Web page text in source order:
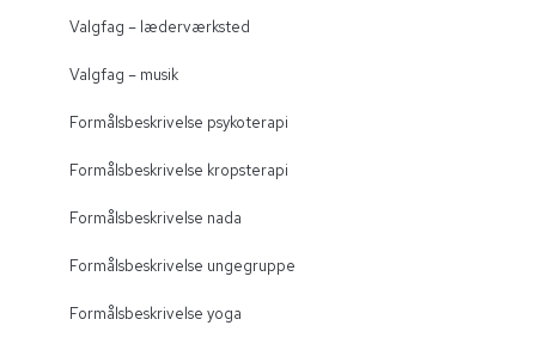
Valgfag – læderværksted
Valgfag – musik
Formålsbeskrivelse psykoterapi
Formålsbeskrivelse kropsterapi
Formålsbeskrivelse nada
Formålsbeskrivelse ungegruppe
Formålsbeskrivelse yoga